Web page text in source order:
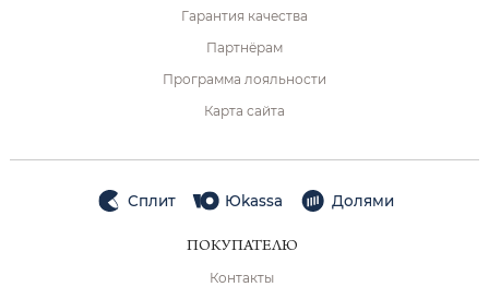
Гарантия качества
Партнёрам
Программа лояльности
Карта сайта
Сплит Юkassa Долями
ПОКУПАТЕЛЮ
Контакты